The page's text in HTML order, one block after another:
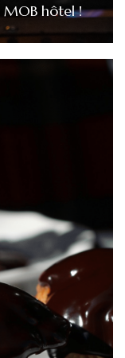
hôtel !